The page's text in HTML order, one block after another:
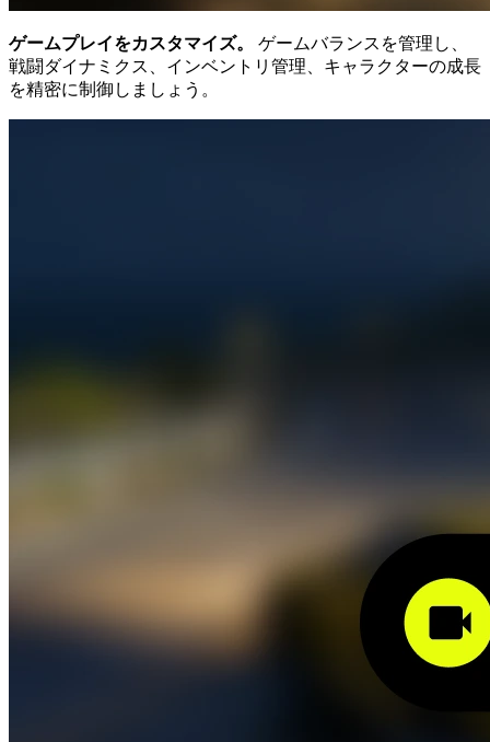
ゲームプレイをカスタマイズ。
ゲームバランスを管理し、
戦闘ダイナミクス、インベントリ管理、キャラクターの成長
を精密に制御しましょう。